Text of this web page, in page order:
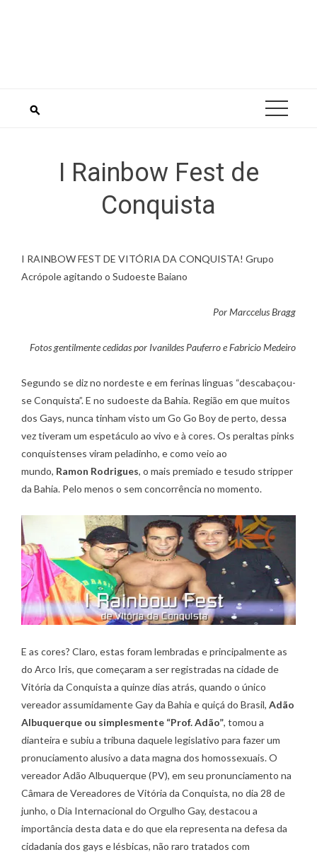
I Rainbow Fest de
Conquista
I RAINBOW FEST DE VITÓRIA DA CONQUISTA! Grupo
Acrópole agitando o Sudoeste Baiano
Por Marccelus Bragg
Fotos gentilmente cedidas por Ivanildes Pauferro e Fabricio Medeiro
Segundo se diz no nordeste e em ferinas linguas “descabaçou-
se Conquista”. E no sudoeste da Bahia. Região em que muitos
dos Gays, nunca tinham visto um Go Go Boy de perto, dessa
vez tiveram um espetáculo ao vivo e à cores. Os peraltas pinks
conquistenses viram peladinho, e como veio ao
mundo, Ramon Rodrigues, o mais premiado e tesudo stripper
da Bahia. Pelo menos o sem concorrência no momento.
E as cores? Claro, estas foram lembradas e principalmente as
do Arco Iris, que começaram a ser registradas na cidade de
Vitória da Conquista a quinze dias atrás, quando o único
vereador assumidamente Gay da Bahia e quiçá do Brasil, Adão
Albuquerque ou simplesmente “Prof. Adão”, tomou a
dianteira e subiu a tribuna daquele legislativo para fazer um
pronuciamento alusivo a data magna dos homossexuais. O
vereador Adão Albuquerque (PV), em seu pronunciamento na
Câmara de Vereadores de Vitória da Conquista, no dia 28 de
junho, o Dia Internacional do Orgulho Gay, destacou a
importância desta data e do que ela representa na defesa da
cidadania dos gays e lésbicas, não raro tratados com